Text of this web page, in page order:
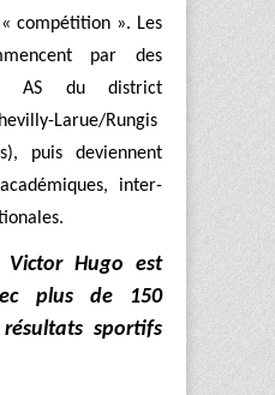
compétition ». Les
par des
AS du district
Larue/Rungis
puis deviennent
inter-
Victor Hugo est
plus de 150
sportifs